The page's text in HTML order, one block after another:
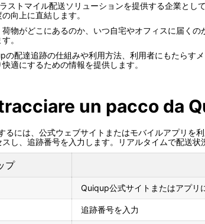
ストマイル配送ソリューションを提供する企業と
向上に直結します。
荷物がどこにあるのか、いつ自宅やオフィスに届く
。
の配達追跡の仕組みや利用方法、利用者にもたらす
適にするための情報を提供します。
un pacco da
るには、公式ウェブサイトまたはモバイルアプリを
し、追跡番号を入力します。リアルタイムで配送状
プ
Quiqup公式サイトまたはアプリ
追跡番号を入力